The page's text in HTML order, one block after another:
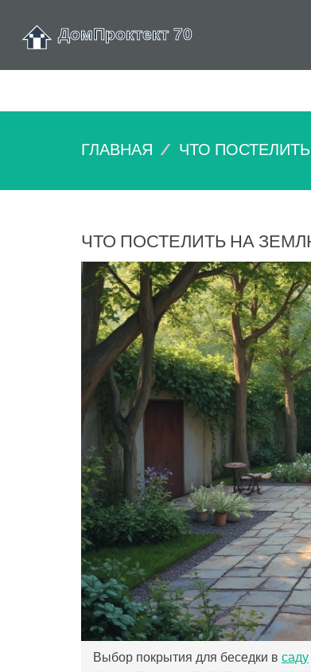
ГЛАВНАЯ ЧТО
ЧТО ПОСТЕЛИТЬ НА
Выбор покрытия для беседки в саду